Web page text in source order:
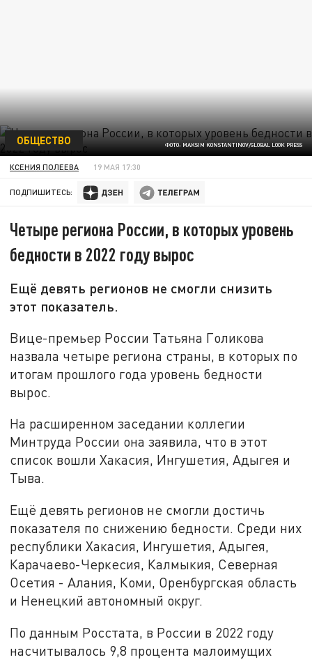
ФОТО: MAKSIM KONSTANTINOV/GLOBAL LOOK PRESS
ОБЩЕСТВО
КСЕНИЯ ПОЛЕЕВА 19 МАЯ 17:30
ПОДПИШИТЕСЬ:
Четыре региона России, в которых уровень
бедности в 2022 году вырос
Ещё девять регионов не смогли снизить
этот показатель.
Вице-премьер России Татьяна Голикова
назвала четыре региона страны, в которых по
итогам прошлого года уровень бедности
вырос.
На расширенном заседании коллегии
Минтруда России она заявила, что в этот
список вошли Хакасия, Ингушетия, Адыгея и
Тыва.
Ещё девять регионов не смогли достичь
показателя по снижению бедности. Среди них
республики Хакасия, Ингушетия, Адыгея,
Карачаево-Черкесия, Калмыкия, Северная
Осетия - Алания, Коми, Оренбургская область
и Ненецкий автономный округ.
По данным Росстата, в России в 2022 году
насчитывалось 9,8 процента малоимущих